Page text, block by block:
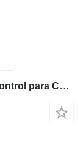
Calculator ECU 777002622 unidad de control para Caterpillar 172-9391 excavadora